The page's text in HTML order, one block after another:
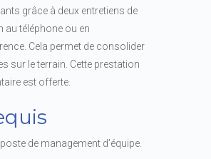
grâce à deux entretiens de
au téléphone ou en
Cela permet de consolider
sur le terrain. Cette prestation
est offerte.
de management d’équipe.